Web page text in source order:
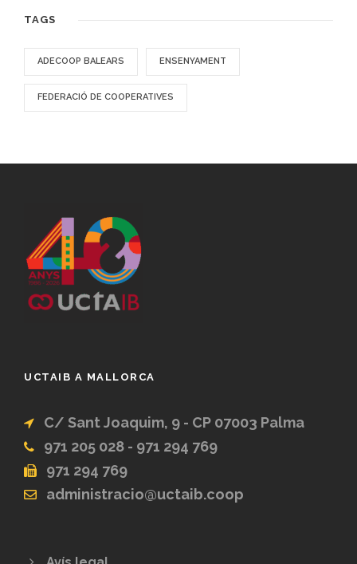
TAGS
ADECOOP BALEARS ENSENYAMENT
FEDERACIÓ DE COOPERATIVES
UCTAIB A MALLORCA
C/ Sant Joaquim, 9 - CP 07003 Palma
971 205 028 - 971 294 769
971 294 769
administracio@uctaib.coop